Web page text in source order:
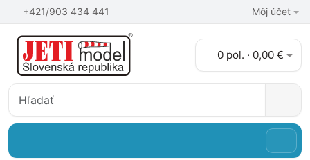
+421/903 434 441 Môj účet
0 pol. · 0,00 €